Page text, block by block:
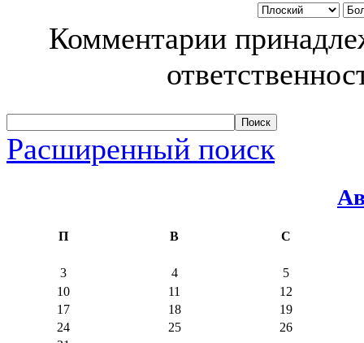
Комментарии
Расширенный поиск
П В С
3 4
5
10
11
12
17
18
19
24
25
26